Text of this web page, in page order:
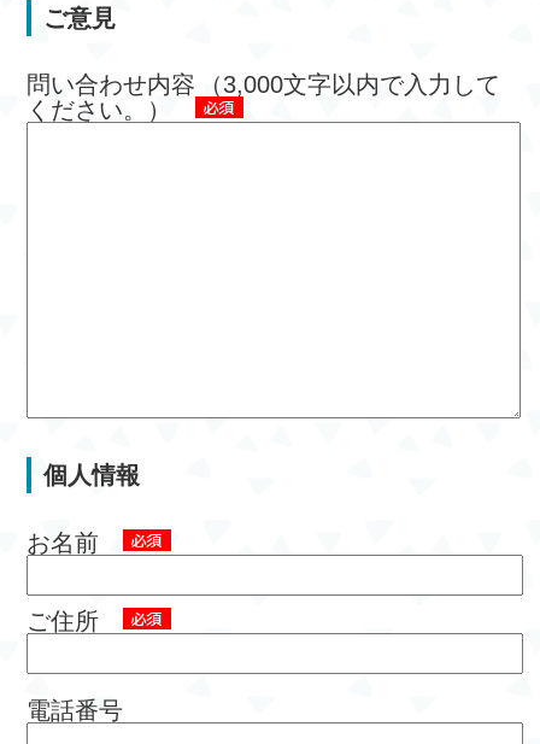
ご意見
問い合わせ内容
（3,000文字以内で入力して
ください。）
個人情報
お名前
ご住所
電話番号